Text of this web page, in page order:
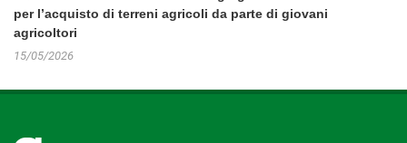
per l’acquisto di terreni agricoli da parte di giovani
agricoltori
15/05/2026